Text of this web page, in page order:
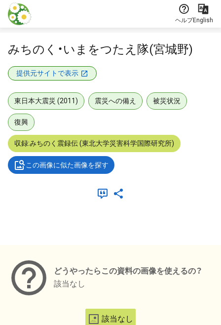
本文に飛ぶ
ヘルプEnglish
みちのく・いまをつたえ隊(宮城野)
提供元サイトで表示
東日本大震災 (2011) 震災への備え 被災状況
復興
収録:みちのく震録伝 (東北大学災害科学国際研究所)
この画像に似た画像を探す
どうやったらこの資料の画像を使えるの？
該当なし
該当なし